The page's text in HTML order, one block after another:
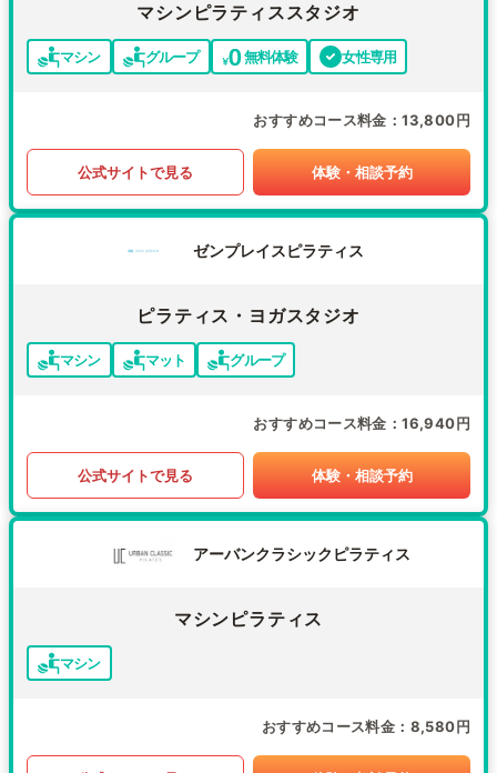
マシンピラティススタジオ
マシン グループ 無料体験 女性専用
おすすめコース料金 13,800円
公式サイトで見る 体験・相談予約
ゼンプレイスピラティス
ピラティス・ヨガスタジオ
マシン マット グループ
おすすめコース料金 16,940円
公式サイトで見る 体験・相談予約
アーバンクラシックピラティス
マシンピラティス
マシン
おすすめコース料金 8,580円